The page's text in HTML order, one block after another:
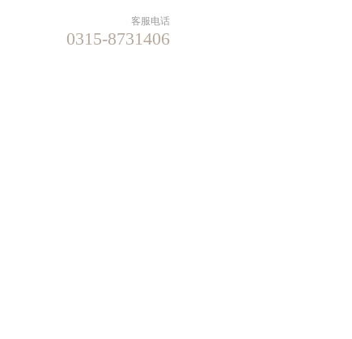
客服电话
0315-8731406